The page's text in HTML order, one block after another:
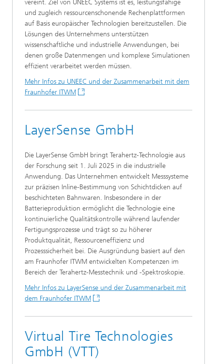
vereint. Ziel von UNEEC Systems ist es, leistungsfähige
und zugleich ressourcenschonende Rechenplattformen
auf Basis europäischer Technologien bereitzustellen. Die
Lösungen des Unternehmens unterstützen
wissenschaftliche und industrielle Anwendungen, bei
denen große Datenmengen und komplexe Simulationen
effizient verarbeitet werden müssen.
Mehr Infos zu UNEEC und der Zusammenarbeit mit dem
Fraunhofer ITWM
LayerSense GmbH
Die LayerSense GmbH bringt Terahertz-Technologie aus
der Forschung seit 1. Juli 2025 in die industrielle
Anwendung. Das Unternehmen entwickelt Messsysteme
zur präzisen Inline-Bestimmung von Schichtdicken auf
beschichteten Bahnwaren. Insbesondere in der
Batterieproduktion ermöglicht die Technologie eine
kontinuierliche Qualitätskontrolle während laufender
Fertigungsprozesse und trägt so zu höherer
Produktqualität, Ressourceneffizienz und
Prozesssicherheit bei. Die Ausgründung basiert auf den
am Fraunhofer ITWM entwickelten Kompetenzen im
Bereich der Terahertz-Messtechnik und -Spektroskopie.
Mehr Infos zu LayerSense und der Zusammenarbeit mit
dem Fraunhofer ITWM
Virtual Tire Technologies
GmbH (VTT)